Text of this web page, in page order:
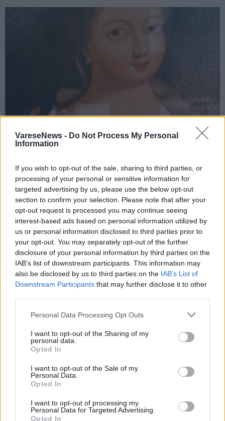
VareseNews - Do Not Process My Personal
Information
If you wish to opt-out of the sale, sharing to third parties, or
processing of your personal or sensitive information for
targeted advertising by us, please use the below opt-out
section to confirm your selection. Please note that after your
opt-out request is processed you may continue seeing
interest-based ads based on personal information utilized by
us or personal information disclosed to third parties prior to
your opt-out. You may separately opt-out of the further
disclosure of your personal information by third parties on the
IAB’s list of downstream participants. This information may
also be disclosed by us to third parties on the IAB’s List of
Downstream Participants that may further disclose it to other
Personal Data Processing Opt Outs
I want to opt-out of the Sharing of my
personal data.
Opted In
I want to opt-out of the Sale of my
Personal Data.
Opted In
I want to opt-out of processing my
Personal Data for Targeted Advertising.
Opted In
NOTIZIA SPONSORIZZATA
Nasce a Varese uno spazio per
preservare e valorizzare il patrimonio
culturale
Restauro conservativo e opere d’arte a Varese:
alcuni esempi dallo Studio Maesani